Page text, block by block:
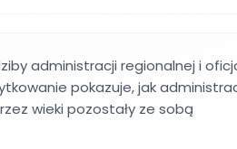
administracji regionalnej i
pokazuje, jak
wieki pozostały ze sobą